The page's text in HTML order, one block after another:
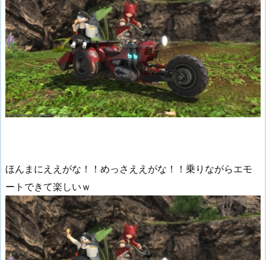
ほんまにええがな！！めっさええがな！！乗りながらエモ
ートできて楽しいｗ